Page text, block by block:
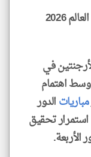
موعد ماتش مصر والأرجنتين في كأس العالم 2026
في
للقاء وسط اهتمام
مبارياتالدور
تحقيق